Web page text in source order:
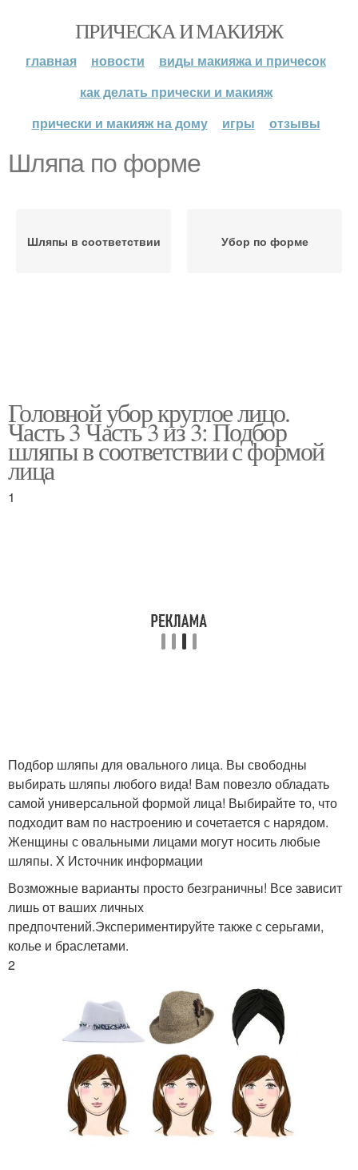
ПРИЧЕСКА И МАКИЯЖ
главная новости
виды макияжа и причесок
как делать прически и макияж
прически и макияж на дому
игры отзывы
Шляпа по форме
Шляпы в соответствии Убор по форме
Головной убор круглое лицо.
Часть 3 Часть 3 из 3: Подбор
шляпы в соответствии с формой
лица
1
Подбор шляпы для овального лица. Вы свободны
выбирать шляпы любого вида! Вам повезло обладать
самой универсальной формой лица! Выбирайте то, что
подходит вам по настроению и сочетается с нарядом.
Женщины с овальными лицами могут носить любые
шляпы. X Источник информации
Возможные варианты просто безграничны! Все зависит
лишь от ваших личных
предпочтений.Экспериментируйте также с серьгами,
колье и браслетами.
2